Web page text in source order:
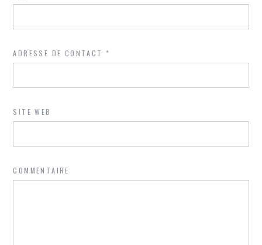
ADRESSE DE CONTACT*
SITE WEB
COMMENTAIRE